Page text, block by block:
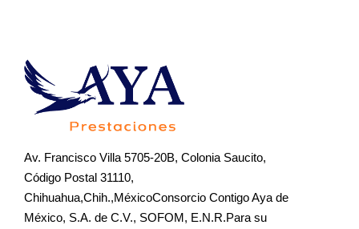
Av. Francisco Villa 5705-20B, Colonia Saucito,
Código Postal 31110,
Chihuahua,Chih.,MéxicoConsorcio Contigo Aya de
México, S.A. de C.V., SOFOM, E.N.R.Para su